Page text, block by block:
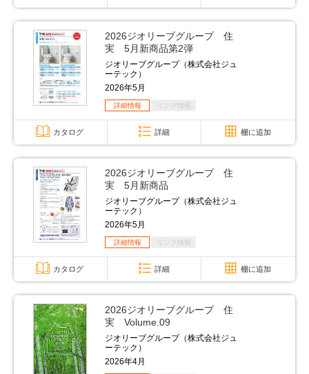
2026ジオリーブグループ 住
実 5月新商品第2弾
ジオリーブグループ（株式会社ジュ
ーテック）
2026年5月
詳細情報 リンク情報
カタログ 詳細 棚に追加
2026ジオリーブグループ 住
実 5月新商品
ジオリーブグループ（株式会社ジュ
ーテック）
2026年5月
詳細情報 リンク情報
カタログ 詳細 棚に追加
2026ジオリーブグループ 住
実 Volume.09
ジオリーブグループ（株式会社ジュ
ーテック）
2026年4月